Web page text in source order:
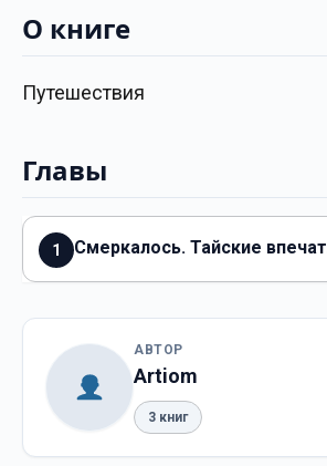
О книге
Путешествия
Главы
1 Смеркалось. Тайские
АВТОР
Artiom
3 книг